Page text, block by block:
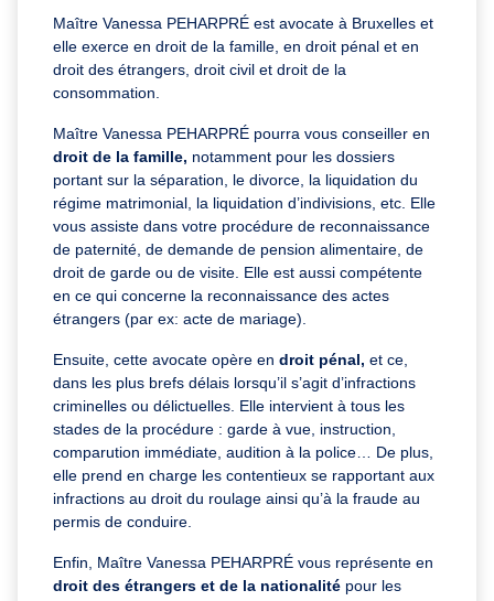
Maître Vanessa PEHARPRÉ est avocate à Bruxelles et
elle exerce en droit de la famille, en droit pénal et en
droit des étrangers, droit civil et droit de la
consommation.
Maître Vanessa PEHARPRÉ pourra vous conseiller en
droit de la famille, notamment pour les dossiers
portant sur la séparation, le divorce, la liquidation du
régime matrimonial, la liquidation d’indivisions, etc. Elle
vous assiste dans votre procédure de reconnaissance
de paternité, de demande de pension alimentaire, de
droit de garde ou de visite. Elle est aussi compétente
en ce qui concerne la reconnaissance des actes
étrangers (par ex: acte de mariage).
Ensuite, cette avocate opère en droit pénal, et ce,
dans les plus brefs délais lorsqu’il s’agit d’infractions
criminelles ou délictuelles. Elle intervient à tous les
stades de la procédure : garde à vue, instruction,
comparution immédiate, audition à la police… De plus,
elle prend en charge les contentieux se rapportant aux
infractions au droit du roulage ainsi qu’à la fraude au
permis de conduire.
Enfin, Maître Vanessa PEHARPRÉ vous représente en
droit des étrangers et de la nationalité pour les